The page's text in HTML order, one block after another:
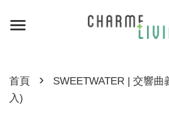
首頁 ›
SWEETWATER | 交響
入)